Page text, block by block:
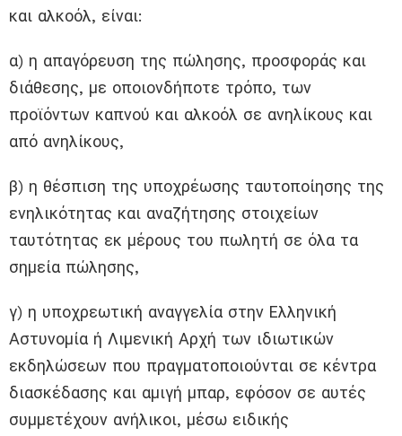
και αλκοόλ, είναι:
α) η απαγόρευση της πώλησης, προσφοράς και
διάθεσης, με οποιονδήποτε τρόπο, των
προϊόντων καπνού και αλκοόλ σε ανηλίκους και
από ανηλίκους,
β) η θέσπιση της υποχρέωσης ταυτοποίησης της
ενηλικότητας και αναζήτησης στοιχείων
ταυτότητας εκ μέρους του πωλητή σε όλα τα
σημεία πώλησης,
γ) η υποχρεωτική αναγγελία στην Ελληνική
Αστυνομία ή Λιμενική Αρχή των ιδιωτικών
εκδηλώσεων που πραγματοποιούνται σε κέντρα
διασκέδασης και αμιγή μπαρ, εφόσον σε αυτές
συμμετέχουν ανήλικοι, μέσω ειδικής